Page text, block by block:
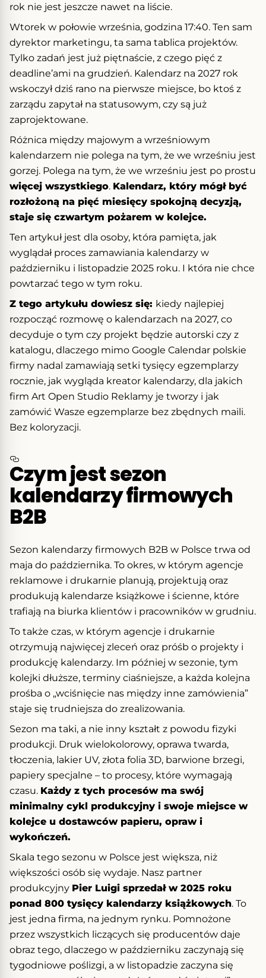
rok nie jest jeszcze nawet na liście.
Wtorek w połowie września, godzina 17:40. Ten sam
dyrektor marketingu, ta sama tablica projektów.
Tylko zadań jest już piętnaście, z czego pięć z
deadline’ami na grudzień. Kalendarz na 2027 rok
wskoczył dziś rano na pierwsze miejsce, bo ktoś z
zarządu zapytał na statusowym, czy są już
zaprojektowane.
Różnica między majowym a wrześniowym
kalendarzem nie polega na tym, że we wrześniu jest
gorzej. Polega na tym, że we wrześniu jest po prostu
więcej wszystkiego. Kalendarz, który mógł być
rozłożoną na pięć miesięcy spokojną decyzją,
staje się czwartym pożarem w kolejce.
Ten artykuł jest dla osoby, która pamięta, jak
wyglądał proces zamawiania kalendarzy w
październiku i listopadzie 2025 roku. I która nie chce
powtarzać tego w tym roku.
Z tego artykułu dowiesz się: kiedy najlepiej
rozpocząć rozmowę o kalendarzach na 2027, co
decyduje o tym czy projekt będzie autorski czy z
katalogu, dlaczego mimo Google Calendar polskie
firmy nadal zamawiają setki tysięcy egzemplarzy
rocznie, jak wygląda kreator kalendarzy, dla jakich
firm Art Open Studio Reklamy je tworzy i jak
zamówić Wasze egzemplarze bez zbędnych maili.
Bez koloryzacji.
Czym jest sezon
kalendarzy firmowych
B2B
Sezon kalendarzy firmowych B2B w Polsce trwa od
maja do października. To okres, w którym agencje
reklamowe i drukarnie planują, projektują oraz
produkują kalendarze książkowe i ścienne, które
trafiają na biurka klientów i pracowników w grudniu.
To także czas, w którym agencje i drukarnie
otrzymują najwięcej zleceń oraz próśb o projekty i
produkcję kalendarzy. Im później w sezonie, tym
kolejki dłuższe, terminy ciaśniejsze, a każda kolejna
prośba o „wciśnięcie nas między inne zamówienia”
staje się trudniejsza do zrealizowania.
Sezon ma taki, a nie inny kształt z powodu fizyki
produkcji. Druk wielokolorowy, oprawa twarda,
tłoczenia, lakier UV, złota folia 3D, barwione brzegi,
papiery specjalne – to procesy, które wymagają
czasu. Każdy z tych procesów ma swój
minimalny cykl produkcyjny i swoje miejsce w
kolejce u dostawców papieru, opraw i
wykończeń.
Skala tego sezonu w Polsce jest większa, niż
większości osób się wydaje. Nasz partner
produkcyjny Pier Luigi sprzedał w 2025 roku
ponad 800 tysięcy kalendarzy książkowych. To
jest jedna firma, na jednym rynku. Pomnożone
przez wszystkich liczących się producentów daje
obraz tego, dlaczego w październiku zaczynają się
tygodniowe poślizgi, a w listopadzie zaczyna się